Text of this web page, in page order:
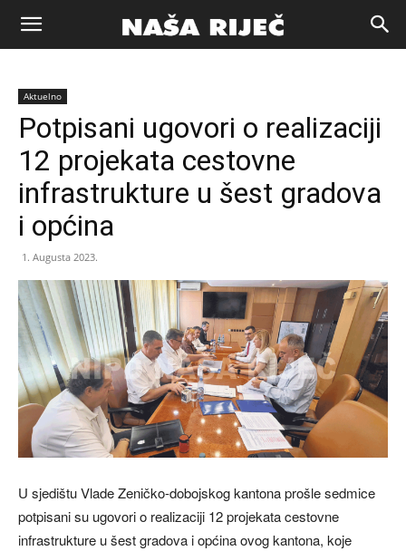
Naša
riječ
Zenica
Aktuelno
Potpisani ugovori o realizaciji
12 projekata cestovne
infrastrukture u šest gradova
i općina
1. Augusta 2023.
U sjedištu Vlade Zeničko-dobojskog kantona prošle sedmice
potpisani su ugovori o realizaciji 12 projekata cestovne
infrastrukture u šest gradova i općina ovog kantona, koje